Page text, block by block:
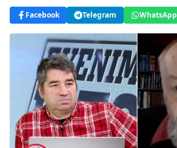
Facebook Telegram WhatsApp